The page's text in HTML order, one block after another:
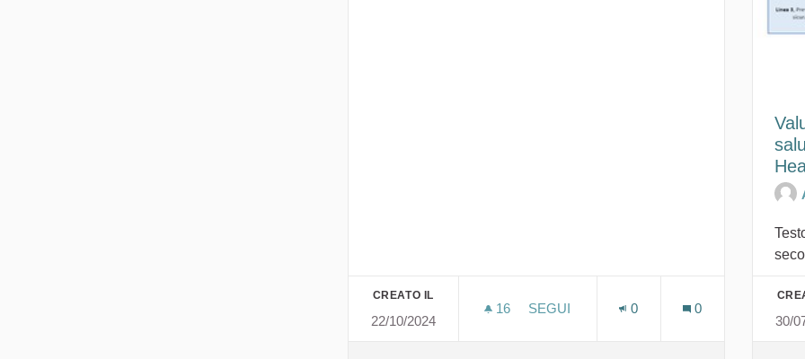
CREATO IL
22/10/2024
16 16 SOSTENITORI
SEGUI
SULCIS IGLESIENTE GUSPINESE - DATI
0 0
30/